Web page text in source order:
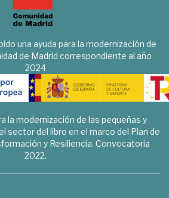
una ayuda para la modernización de
de Madrid correspondiente al año
2024
la modernización de las pequeñas y
sector del libro en el marco del Plan de
y Resiliencia. Convocatoria
2022.